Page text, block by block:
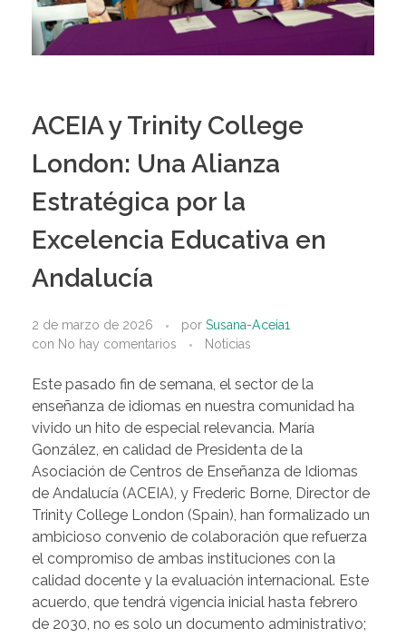
ACEIA y Trinity College
London: Una Alianza
Estratégica por la
Excelencia Educativa en
Andalucía
2 de marzo de 2026 por Susana-Aceia1
con No hay comentarios Noticias
Este pasado fin de semana, el sector de la
enseñanza de idiomas en nuestra comunidad ha
vivido un hito de especial relevancia. María
González, en calidad de Presidenta de la
Asociación de Centros de Enseñanza de Idiomas
de Andalucía (ACEIA), y Frederic Borne, Director de
Trinity College London (Spain), han formalizado un
ambicioso convenio de colaboración que refuerza
el compromiso de ambas instituciones con la
calidad docente y la evaluación internacional. Este
acuerdo, que tendrá vigencia inicial hasta febrero
de 2030, no es solo un documento administrativo;